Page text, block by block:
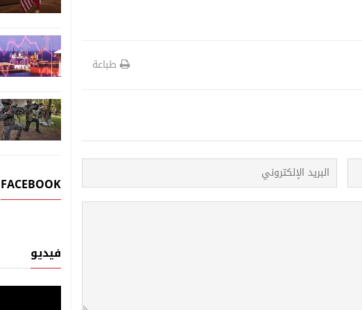
طباعة
FACEBOOK
فيديو